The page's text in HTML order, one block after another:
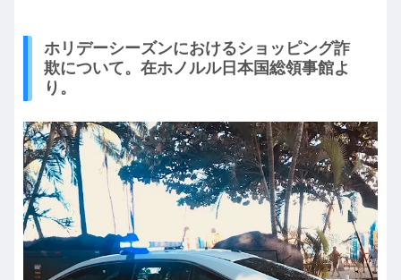
ホリデーシーズンにおけるショッピング詐
欺について。在ホノルル日本国総領事館よ
り。